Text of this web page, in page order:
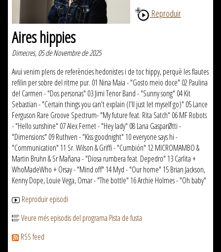
Reproduir
Aires hippies
Dimecres, 05 de Novembre de 2025
Avui venim plens de referències hedonistes i de toc hippy, perquè les flautes
refilin per sobre del ritme pur. 01 Nina Maia - "Gosto meio doce" 02 Paulina
del Carmen - "Dos personas" 03 Jimi Tenor Band - "Sunny song" 04 Kit
Sebastian - "Certain things you can't explain (I'll just let myself go)" 05 Lance
Ferguson Rare Groove Spectrum- "My future feat. Rita Satch" 06 MF Robots
- "Hello sunshine" 07 Alex Fernet - "Hey lady" 08 Lana GasparØtti -
"Dimensions" 09 Ruthven - "Kiss goodnight" 10 everyone says hi -
"Communication" 11 Sr. Wilson & Griffi - "Cumbión" 12 MICROMAMBO &
Martin Bruhn & Sr Mañana - "Diosa rumbera feat. Depedro" 13 Carlita +
WhoMadeWho + Orsay - "Mind off" 14 Myd - "Our home" 15 Brian Jackson,
Kenny Dope, Louie Vega, Omar - "The bottle" 16 Archie Holmes - "Oh baby"
Reproduir episodi
Veure més episodis del programa Pista de fusta
RSS feed